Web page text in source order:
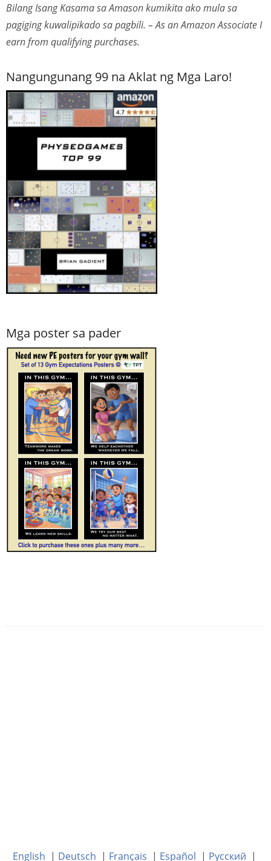
Bilang Isang Kasama sa Amason kumikita ako mula sa
pagiging kuwalipikado sa pagbili. – As an Amazon Associate I
earn from qualifying purchases.
Nangungunang 99 na Aklat ng Mga Laro!
Mga poster sa pader
English | Deutsch | Français | Español | Русский |